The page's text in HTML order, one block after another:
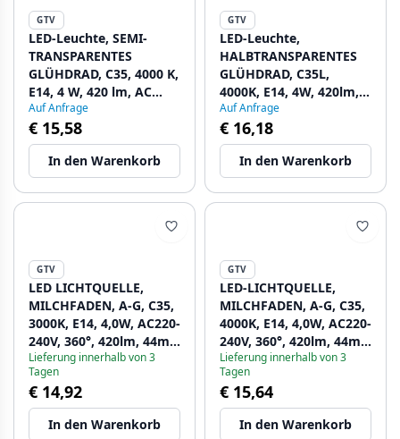
GTV
LED-Leuchte, SEMI-
TRANSPARENTES
GLÜHDRAD, C35, 4000 K,
E14, 4 W, 420 lm, AC
220–240 V/50–60 Hz, RA
> 80, 360° 1208962691 -
Set mit 5
Auf Anfrage
€ 15,58
In den Warenkorb
GTV
LED-Leuchte,
HALBTRANSPARENTES
GLÜHDRAD, C35L,
4000K, E14, 4W, 420lm,
AC220-240V/50-60Hz,
RA>80, 360° 1208962692
- Set mit 5
Auf Anfrage
€ 16,18
In den Warenkorb
GTV
LED LICHTQUELLE,
MILCHFADEN, A-G, C35,
3000K, E14, 4,0W, AC220-
240V, 360°, 420lm, 44mA
1208962693 - Set mit 6
Lieferung innerhalb von 3
Tagen
€ 14,92
In den Warenkorb
GTV
LED-LICHTQUELLE,
MILCHFADEN, A-G, C35,
4000K, E14, 4,0W, AC220-
240V, 360°, 420lm, 44mA
1208962694 - Set mit 6
Lieferung innerhalb von 3
Tagen
€ 15,64
In den Warenkorb